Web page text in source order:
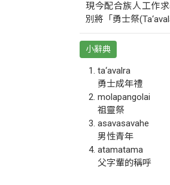
現今配合族人工作
別將「勇士祭
小辭典
ta‘avalra
勇士成年禮
molapangolai
祖靈祭
asavasavahe
男性青年
atamatama
父字輩的稱呼